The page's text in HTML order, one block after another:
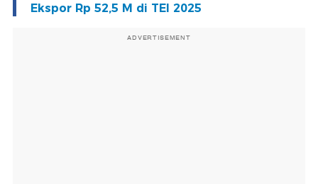
Ekspor Rp 52,5 M di TEI 2025
ADVERTISEMENT